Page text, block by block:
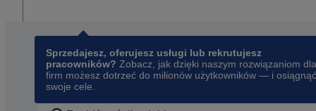
Sprzedajesz, oferujesz usługi lub rekrutujesz
pracowników? Zobacz, jak dzięki naszym rozwiązaniom dla
firm możesz dotrzeć do milionów użytkowników — i osiągnąć
swoje cele.